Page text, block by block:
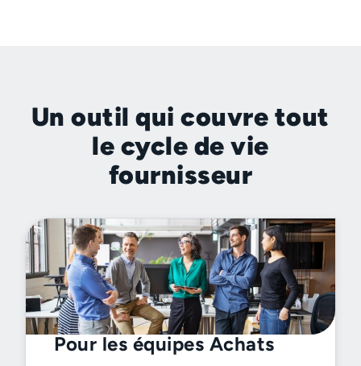
Un outil qui couvre tout
le cycle de vie
fournisseur
Pour les équipes Achats